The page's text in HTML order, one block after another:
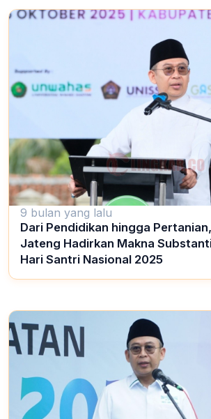
9 bulan yang lalu
Dari Pendidikan hingga
Jateng Hadirkan Makna
Hari Santri Nasional 2025